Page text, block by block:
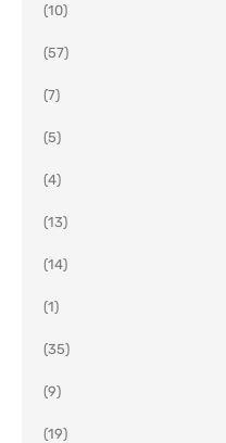
(10)
(57)
(7)
(5)
(4)
(13)
(14)
(1)
(35)
(9)
(19)